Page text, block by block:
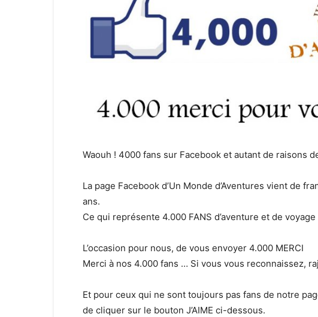
Waouh ! 4000 fans sur Facebook et autant de raisons
La page Facebook d’Un Monde d’Aventures vient de
ans.
Ce qui représente 4.000 FANS d’aventure et de
L’occasion pour nous, de vous envoyer 4.000 MERCI
Merci à nos 4.000 fans … Si vous vous reconnaissez,
Et pour ceux qui ne sont toujours pas fans de notre
de cliquer sur le bouton J’AIME ci-dessous.